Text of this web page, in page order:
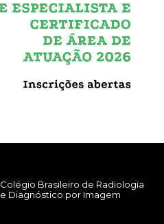
Colégio Brasileiro de Radiologia
e Diagnóstico por Imagem